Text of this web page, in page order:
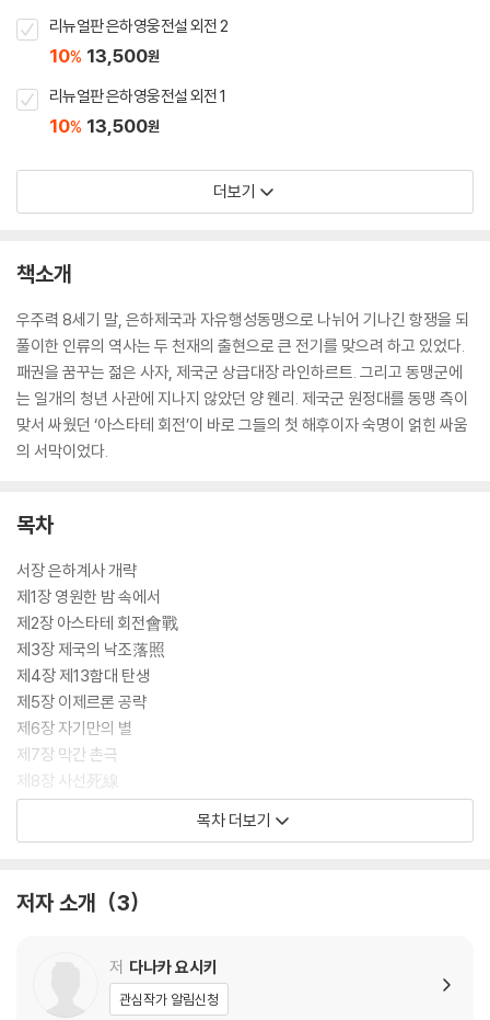
리뉴얼판 은하영웅전설 외전 2
10% 13,500원
리뉴얼판 은하영웅전설 외전 1
10% 13,500원
더보기
책소개
우주력 8세기 말, 은하제국과 자유행성동맹으로 나뉘어 기나긴 항쟁을 되
풀이한 인류의 역사는 두 천재의 출현으로 큰 전기를 맞으려 하고 있었다.
패권을 꿈꾸는 젊은 사자, 제국군 상급대장 라인하르트. 그리고 동맹군에
는 일개의 청년 사관에 지나지 않았던 양 웬리. 제국군 원정대를 동맹 측이
맞서 싸웠던 ‘아스타테 회전’이 바로 그들의 첫 해후이자 숙명이 얽힌 싸움
의 서막이었다.
목차
서장 은하계사 개략
제1장 영원한 밤 속에서
제2장 아스타테 회전會戰
제3장 제국의 낙조落照
제4장 제13함대 탄생
제5장 이제르론 공략
제6장 자기만의 별
제7장 막간 촌극
제8장 사선死線
제9장 암릿처
목차 더보기
저자 소개 3
저 다나카 요시키
관심작가 알림신청